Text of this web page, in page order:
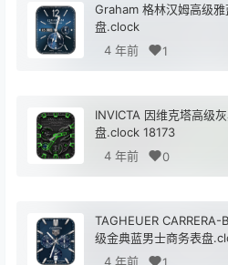
Graham 格林汉姆高级
盘.clock
4 年前
1
INVICTA 因维克塔高级
盘.clock 18173
4 年前
0
TAGHEUER
级金典蓝男士商务表盘
4 年前